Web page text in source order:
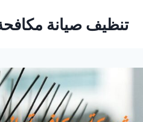
تنظيف صيانة